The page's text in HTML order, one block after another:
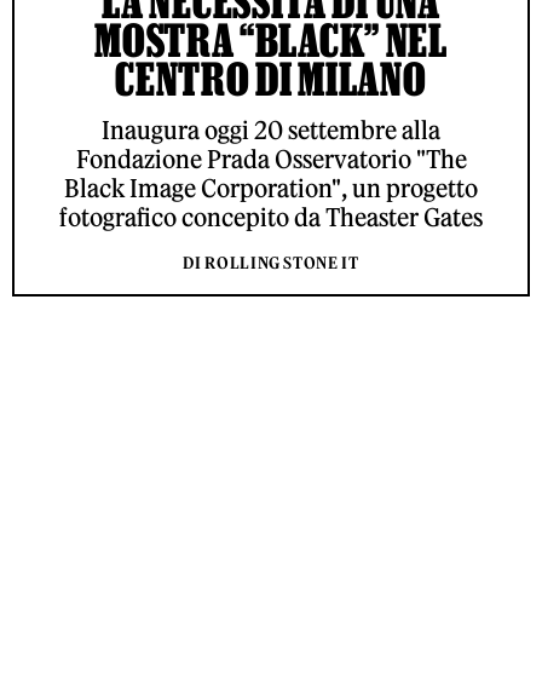
MOSTRA “BLACK” NEL
CENTRO DI MILANO
Inaugura oggi 20 settembre alla
Fondazione Prada Osservatorio "The
Black Image Corporation", un progetto
fotografico concepito da Theaster Gates
DI ROLLING STONE IT